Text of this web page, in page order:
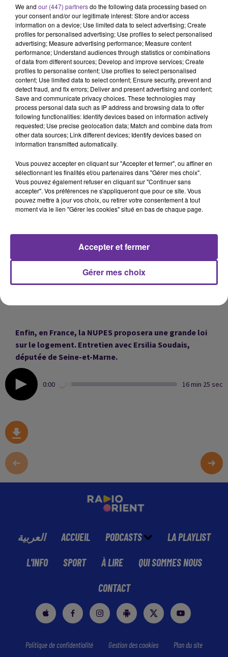
26 juillet 2022 - 16 min 25 sec
LE JOURNAL DU SOIR EN LANGUE FRANCAISE
DU 26/07/22
LB
JOURNAL EN LANGUE FRANÇAISE
Journal présenté par Loïc Barrière
A l’issue du référendum en Tunisie, Kaïs Saïed estime
que la nouvelle constitution va permettre de passer
"d'une situation de désespoir à une situation
des centaines de personnes ont fêté la victoire du
“oui” à Tunis lundi soir.
“La rencontre récente entre les présidents Macron et
l’Ambassadeur d’Egypte en France, Ala Eldin Youssef
Ces derniers jours, la Marine marocaine a intercepté
Enfin, en France, la NUPES proposera une grande loi
sur le logement. Entretien avec Ersilia Soudais,
députée de Seine-et-Marne.
0:00 16 min 25 sec
العربية ACCUEIL PODCASTS LA PLAYLIST
L'INFO SPORT À LIRE QUI SOMMES NOUS
CONTACT
Politique de confidentialité Gestion des cookies Plan du site
We and our (447) partnersdo the following data processing based on
your consent and/or our legitimate interest: Store and/or access
information on a device; Use limited data to select advertising; Create
profiles for personalised advertising; Use profiles to select personalised
advertising; Measure advertising performance; Measure content
performance; Understand audiences through statistics or combinations
of data from different sources; Develop and improve services; Create
profiles to personalise content; Use profiles to select personalised
content; Use limited data to select content; Ensure security, prevent and
detect fraud, and fix errors; Deliver and present advertising and content;
Save and communicate privacy choices. These technologies may
process personal data such as IP address and browsing data to offer
following functionalities: Identify devices based on information actively
requested; Use precise geolocation data; Match and combine data from
other data sources; Link different devices; Identify devices based on
information transmitted automatically.
Vous pouvez accepter en cliquant sur "Accepter et fermer", ou affiner en
sélectionnant les finalités et/ou partenaires dans "Gérer mes choix".
Vous pouvez également refuser en cliquant sur "Continuer sans
accepter". Vos préférences ne s'appliqueront que pour ce site. Vous
pouvez mettre à jour vos choix, ou retirer votre consentement à tout
moment via le lien "Gérer les cookies" situé en bas de chaque page.
Gérer mes choix
Accepter et fermer